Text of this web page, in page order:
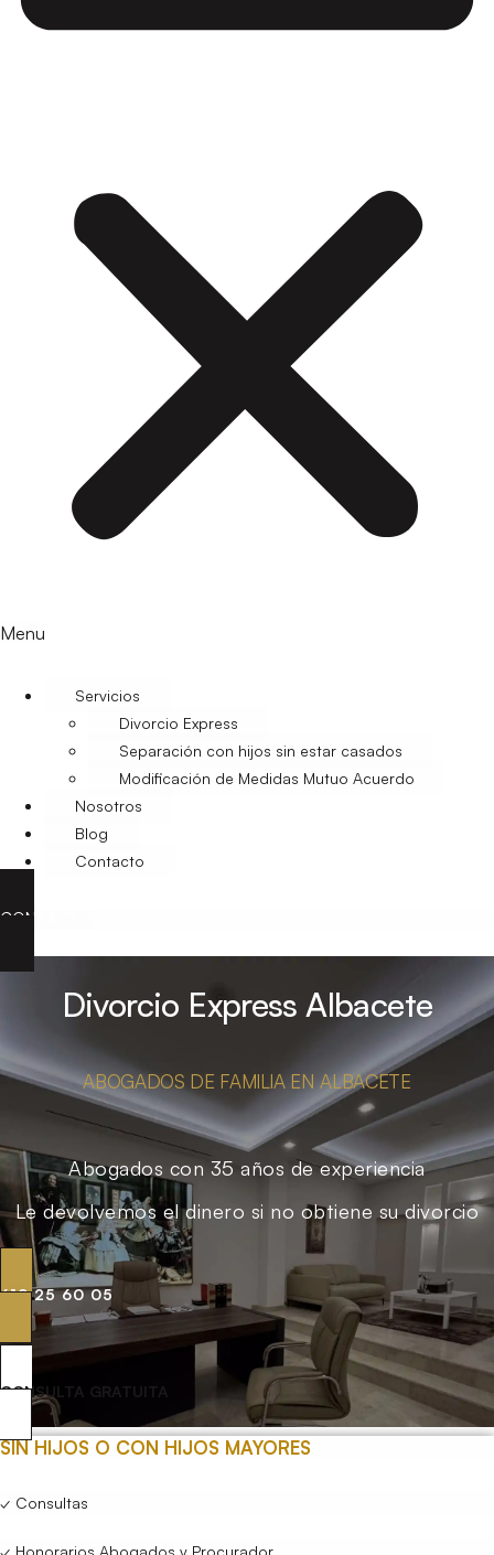
Menu
Servicios
Divorcio Express
Separación con hijos sin estar casados
Modificación de Medidas Mutuo Acuerdo
Nosotros
Blog
Contacto
CONTACTO
Divorcio Express Albacete
ABOGADOS DE FAMILIA EN ALBACETE
Abogados con 35 años de experiencia
Le devolvemos el dinero si no obtiene su divorcio
619 25 60 05
CONSULTA GRATUITA
SIN HIJOS O CON HIJOS MAYORES
✓ Consultas
✓ Honorarios Abogados y Procurador